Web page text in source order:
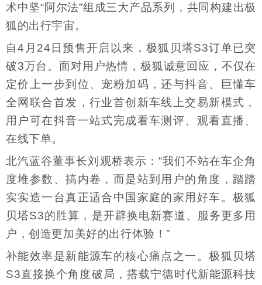
术中坚“阿尔法”组成三大产品系列，共同构建出极
狐的出行宇宙。
自4月24日预售开启以来，极狐贝塔S3订单已突
破3万台。面对用户热情，极狐诚意回应，不仅在
定价上一步到位、宠粉加码，还与抖音、巨懂车
全网联合首发，行业首创新车线上交易新模式，
用户可在抖音一站式完成看车测评、观看直播、
在线下单。
北汽蓝谷董事长刘观桥表示：“我们不站在车企角
度堆参数、搞内卷，而是站到用户的角度，踏踏
实实造一台真正适合中国家庭的家用好车。极狐
贝塔S3的胜算，是开辟换电新赛道、服务更多用
户，创造更加美好的出行体验！”
补能效率是新能源车的核心痛点之一。极狐贝塔
S3直接换个角度破局，搭载宁德时代新能源科技